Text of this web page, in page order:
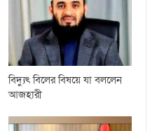
বিদ্যুৎ বিলের বিষয়ে যা বললেন
আজহারী